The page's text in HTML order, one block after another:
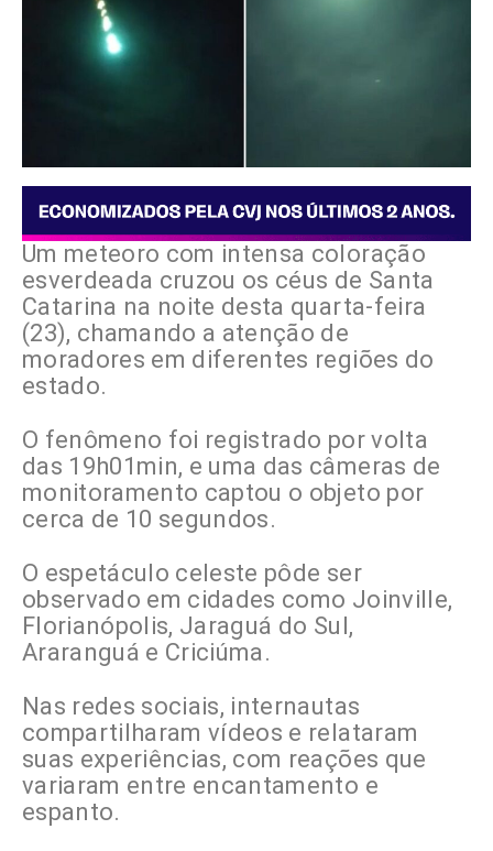
Um meteoro com intensa coloração
esverdeada cruzou os céus de Santa
Catarina na noite desta quarta-feira
(23), chamando a atenção de
moradores em diferentes regiões do
estado.
O fenômeno foi registrado por volta
das 19h01min, e uma das câmeras de
monitoramento captou o objeto por
cerca de 10 segundos.
O espetáculo celeste pôde ser
observado em cidades como Joinville,
Florianópolis, Jaraguá do Sul,
Araranguá e Criciúma.
Nas redes sociais, internautas
compartilharam vídeos e relataram
suas experiências, com reações que
variaram entre encantamento e
espanto.